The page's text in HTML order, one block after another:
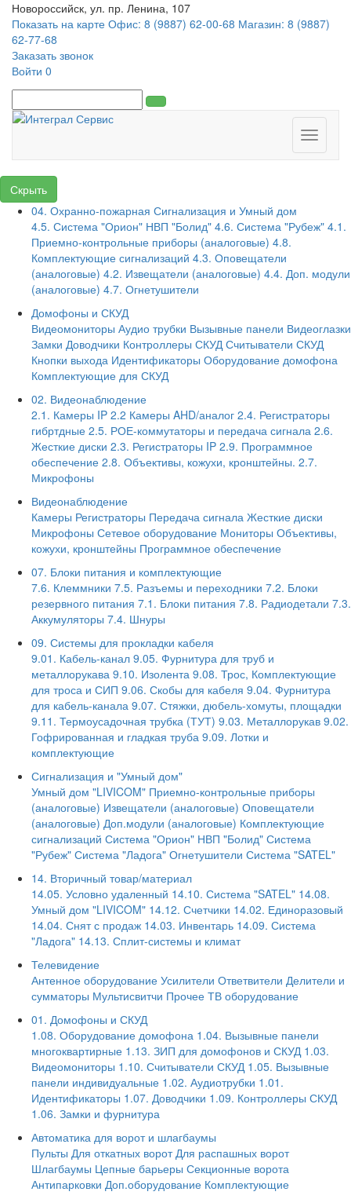
Новороссийск, ул. пр. Ленина, 107
Показать на карте Офис: 8 (9887) 62-00-68 Магазин: 8 (9887)
62-77-68
Заказать звонок
Войти 0
Toggle
Скрыть
04. Охранно-пожарная Сигнализация и Умный дом
4.5. Система "Орион" НВП "Болид" 4.6. Система "Рубеж" 4.1.
Приемно-контрольные приборы (аналоговые) 4.8.
Комплектующие сигнализаций 4.3. Оповещатели
(аналоговые) 4.2. Извещатели (аналоговые) 4.4. Доп. модули
(аналоговые) 4.7. Огнетушители
Домофоны и СКУД
Видеомониторы Аудио трубки Вызывные панели Видеоглазки
Замки Доводчики Контроллеры СКУД Считыватели СКУД
Кнопки выхода Идентификаторы Оборудование домофона
Комплектующие для СКУД
02. Видеонаблюдение
2.1. Камеры IP 2.2 Камеры AHD/аналог 2.4. Регистраторы
гибртдные 2.5. РОЕ-коммутаторы и передача сигнала 2.6.
Жесткие диски 2.3. Регистраторы IP 2.9. Программное
обеспечение 2.8. Объективы, кожухи, кронштейны. 2.7.
Микрофоны
Видеонаблюдение
Камеры Регистраторы Передача сигнала Жесткие диски
Микрофоны Сетевое оборудование Мониторы Объективы,
кожухи, кронштейны Программное обеспечение
07. Блоки питания и комплектующие
7.6. Клеммники 7.5. Разъемы и переходники 7.2. Блоки
резервного питания 7.1. Блоки питания 7.8. Радиодетали 7.3.
Аккумуляторы 7.4. Шнуры
09. Системы для прокладки кабеля
9.01. Кабель-канал 9.05. Фурнитура для труб и
металлорукава 9.10. Изолента 9.08. Трос, Комплектующие
для троса и СИП 9.06. Скобы для кабеля 9.04. Фурнитура
для кабель-канала 9.07. Стяжки, дюбель-хомуты, площадки
9.11. Термоусадочная трубка (ТУТ) 9.03. Металлорукав 9.02.
Гофрированная и гладкая труба 9.09. Лотки и
комплектующие
Сигнализация и "Умный дом"
Умный дом "LIVICOM" Приемно-контрольные приборы
(аналоговые) Извещатели (аналоговые) Оповещатели
(аналоговые) Доп.модули (аналоговые) Комплектующие
сигнализаций Система "Орион" НВП "Болид" Система
"Рубеж" Система "Ладога" Огнетушители Система "SATEL"
14. Вторичный товар/материал
14.05. Условно удаленный 14.10. Система "SATEL" 14.08.
Умный дом "LIVICOM" 14.12. Счетчики 14.02. Единоразовый
14.04. Снят с продаж 14.03. Инвентарь 14.09. Система
"Ладога" 14.13. Сплит-системы и климат
Телевидение
Антенное оборудование Усилители Ответвители Делители и
сумматоры Мультисвитчи Прочее ТВ оборудование
01. Домофоны и СКУД
1.08. Оборудование домофона 1.04. Вызывные панели
многоквартирные 1.13. ЗИП для домофонов и СКУД 1.03.
Видеомониторы 1.10. Считыватели СКУД 1.05. Вызывные
панели индивидуальные 1.02. Аудиотрубки 1.01.
Идентификаторы 1.07. Доводчики 1.09. Контроллеры СКУД
1.06. Замки и фурнитура
Автоматика для ворот и шлагбаумы
Пульты Для откатных ворот Для распашных ворот
Шлагбаумы Цепные барьеры Секционные ворота
Антипарковки Доп.оборудование Комплектующие